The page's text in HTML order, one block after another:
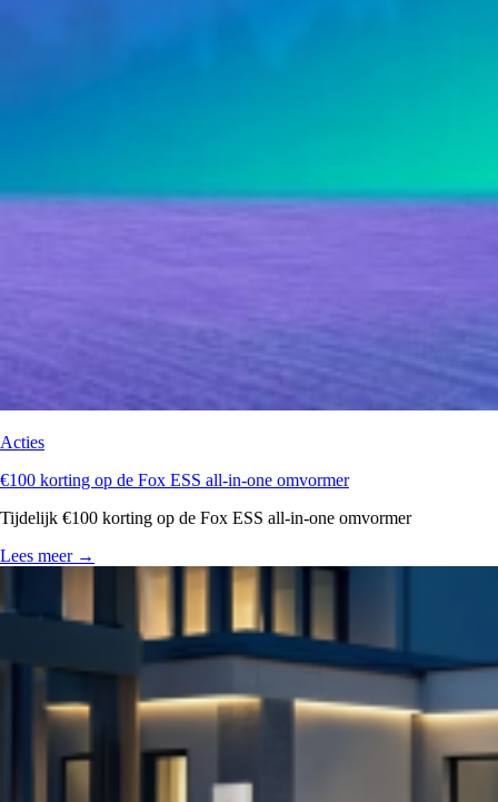
Acties
€100 korting op de Fox ESS all-in-one omvormer
Tijdelijk €100 korting op de Fox ESS all-in-one omvormer
Lees meer →